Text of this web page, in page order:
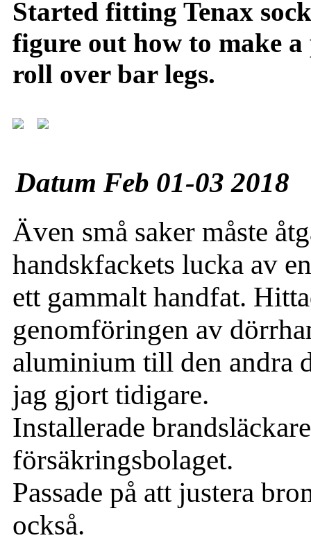
Started fitting Tenax
figure out how to make
roll over bar legs.
Datum Feb 01-03 2018
Även små saker måste
handskfackets lucka av
ett gammalt handfat.
genomföringen av
aluminium till den andra
jag gjort tidigare.
Installerade
försäkringsbolaget.
Passade på att justera
också.